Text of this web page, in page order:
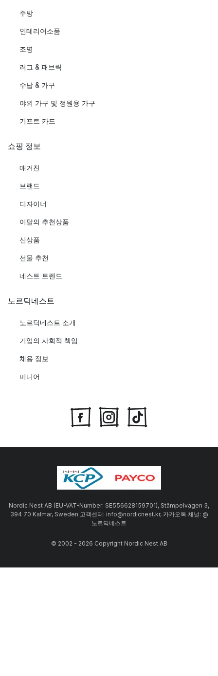
주방
인테리어소품
조명
러그 & 패브릭
수납 & 가구
야외 가구 및 정원용 가구
기프트 카드
쇼핑 정보
매거진
브랜드
디자이너
이달의 추천상품
신상품
선물 추천
네스트 트렌드
노르딕네스트
노르딕네스트 소개
기업의 사회적 책임
채용 정보
미디어
Nordic Nest AB (EU-VAT-Number: SE556628159701), Stämpelvägen 3,
394 70 Kalmar, Sweden 고객센터: info@nordicnest.kr, 카카오톡 채널: @
노르딕네스트
© 2002 - 2026 Copyright Nordic Nest AB